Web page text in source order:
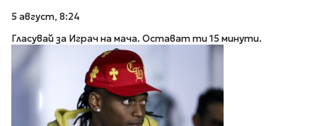
5 август, 8:24
Гласувай за Играч на мача. Остават ти 15 минути.